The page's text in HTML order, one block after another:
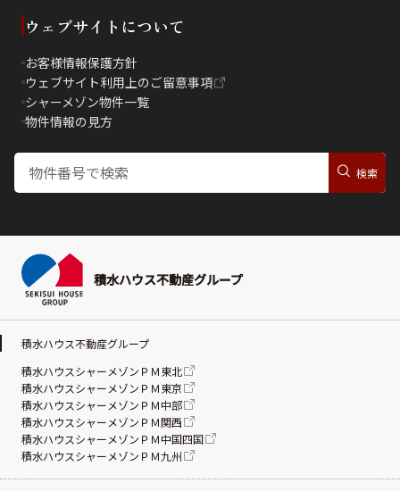
ウェブサイトについて
お客様情報保護方針
ウェブサイト利用上のご留意事項
シャーメゾン物件一覧
物件情報の見方
積水ハウス不動産グループ
積水ハウス不動産グループ
積水ハウスシャーメゾンＰＭ東北
積水ハウスシャーメゾンＰＭ東京
積水ハウスシャーメゾンＰＭ中部
積水ハウスシャーメゾンＰＭ関西
積水ハウスシャーメゾンＰＭ中国四国
積水ハウスシャーメゾンＰＭ九州